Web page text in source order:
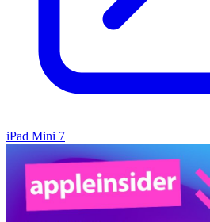
iPad Mini 7